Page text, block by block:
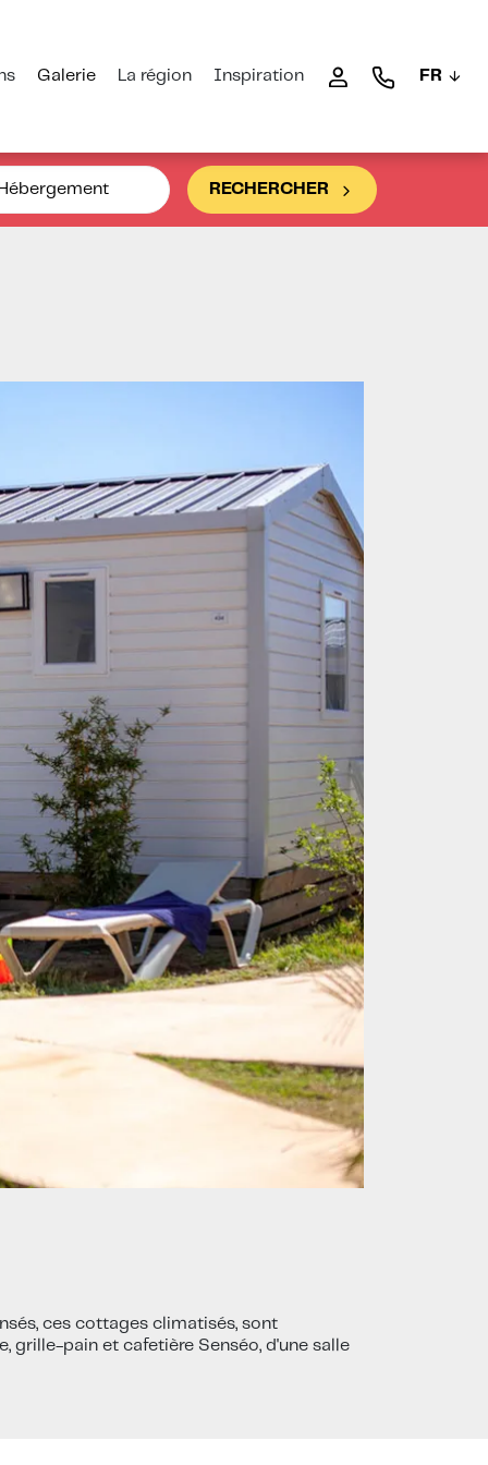
FR
Galerie La région Inspiration
Hébergement RECHERCHER
ces cottages climatisés, sont
grille-pain et cafetière Senséo, d'une salle